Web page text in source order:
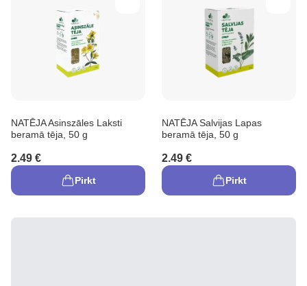
NATĒJA Asinszāles Laksti
beramā tēja, 50 g
2.49 €
Pirkt
NATĒJA Salvijas Lapas
beramā tēja, 50 g
2.49 €
Pirkt